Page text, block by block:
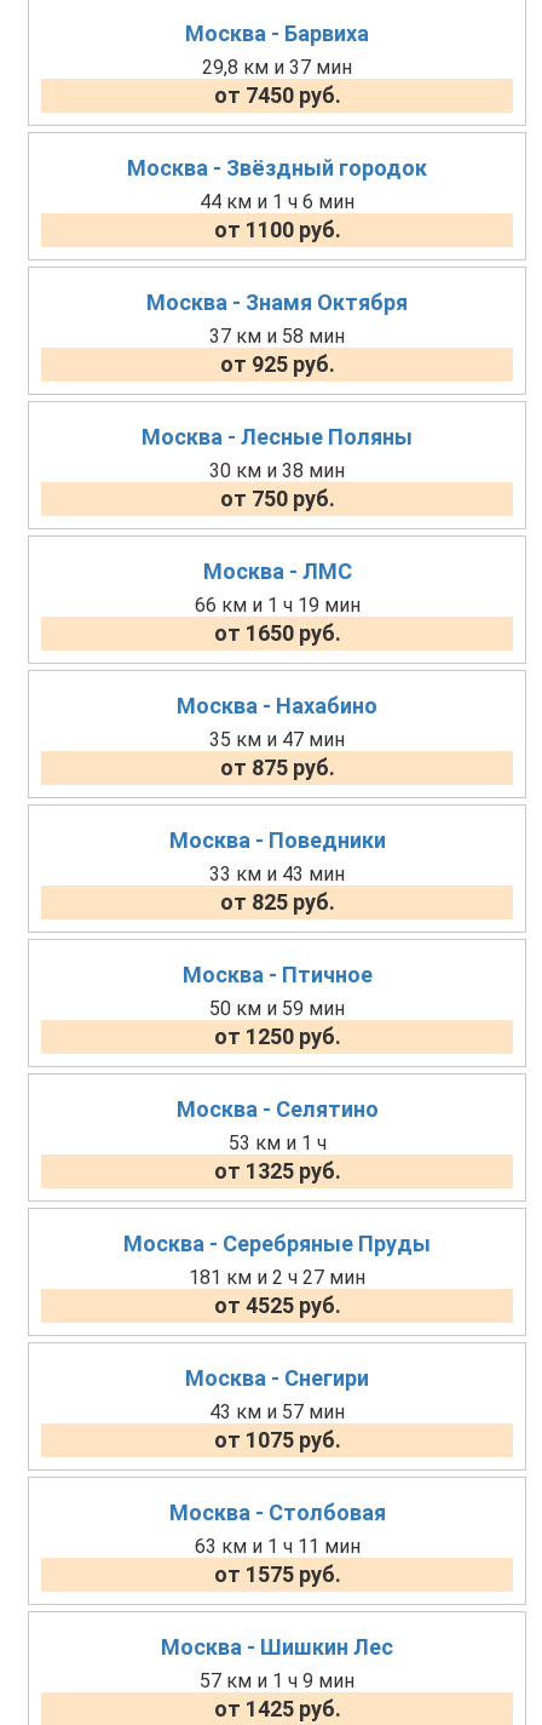
Москва - Барвиха
29,8 км и 37 мин
от 7450 руб.
Москва - Звёздный городок
44 км и 1 ч 6 мин
от 1100 руб.
Москва - Знамя Октября
37 км и 58 мин
от 925 руб.
Москва - Лесные Поляны
30 км и 38 мин
от 750 руб.
Москва - ЛМС
66 км и 1 ч 19 мин
от 1650 руб.
Москва - Нахабино
35 км и 47 мин
от 875 руб.
Москва - Поведники
33 км и 43 мин
от 825 руб.
Москва - Птичное
50 км и 59 мин
от 1250 руб.
Москва - Селятино
53 км и 1 ч
от 1325 руб.
Москва - Серебряные Пруды
181 км и 2 ч 27 мин
от 4525 руб.
Москва - Снегири
43 км и 57 мин
от 1075 руб.
Москва - Столбовая
63 км и 1 ч 11 мин
от 1575 руб.
Москва - Шишкин Лес
57 км и 1 ч 9 мин
от 1425 руб.